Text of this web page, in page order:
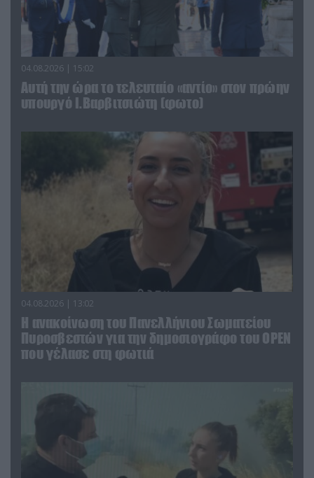
04.08.2026 | 15:02
Αυτή την ώρα το τελευταίο «αντίο» στον πρώην
υπουργό Ι.Βαρβιτσιώτη (φωτο)
04.08.2026 | 13:02
Η ανακοίνωση του Πανελλήνιου Σωματείου
Πυροσβεστών για την δημοσιογράφο του OPEN
που γέλασε στη φωτιά